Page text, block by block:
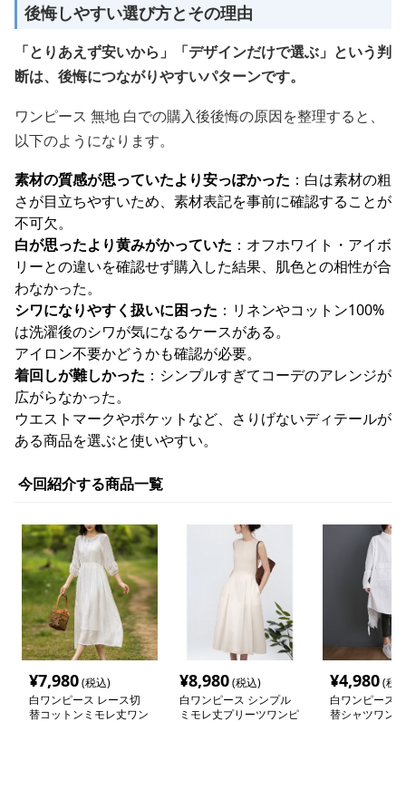
後悔しやすい選び方とその理由
「とりあえず安いから」「デザインだけで選ぶ」という判
断は、後悔につながりやすいパターンです。
ワンピース 無地 白での購入後後悔の原因を整理すると、
以下のようになります。
素材の質感が思っていたより安っぽかった ：白は素材の粗
さが目立ちやすいため、素材表記を事前に確認することが
不可欠。
白が思ったより黄みがかっていた ：オフホワイト・アイボ
リーとの違いを確認せず購入した結果、肌色との相性が合
わなかった。
シワになりやすく扱いに困った ：リネンやコットン100%
は洗濯後のシワが気になるケースがある。
アイロン不要かどうかも確認が必要。
着回しが難しかった ：シンプルすぎてコーデのアレンジが
広がらなかった。
ウエストマークやポケットなど、さりげないディテールが
ある商品を選ぶと使いやすい。
今回紹介する商品一覧
¥7,980(税込)
白ワンピース レース切
替コットンミモレ丈ワン
¥8,980(税込)
白ワンピース シンプル
ミモレ丈プリーツワンピ
¥4,980(税
白ワンピース
替シャツワン